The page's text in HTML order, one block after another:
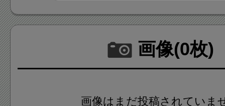
画像(0枚)
画像はまだ投稿されていま